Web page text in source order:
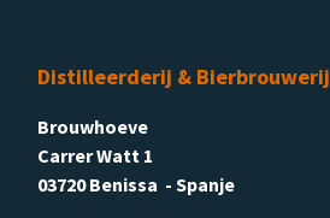
Distilleerderij & Bierbrouwerij
Brouwhoeve
Carrer Watt 1
03720 Benissa - Spanje